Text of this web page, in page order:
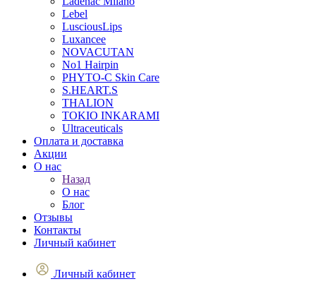
Lebel
LusciousLips
Luxancee
NOVACUTAN
No1 Hairpin
PHYTO-C Skin Care
S.HEART.S
THALION
TOKIO INKARAMI
Ultraceuticals
Оплата и доставка
Акции
О нас
Назад
О нас
Блог
Отзывы
Контакты
Личный кабинет
Личный кабинет